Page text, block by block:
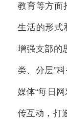
教育等方面
生活的形式
增强支部的
类、分层”
媒体“每日
传互动，打